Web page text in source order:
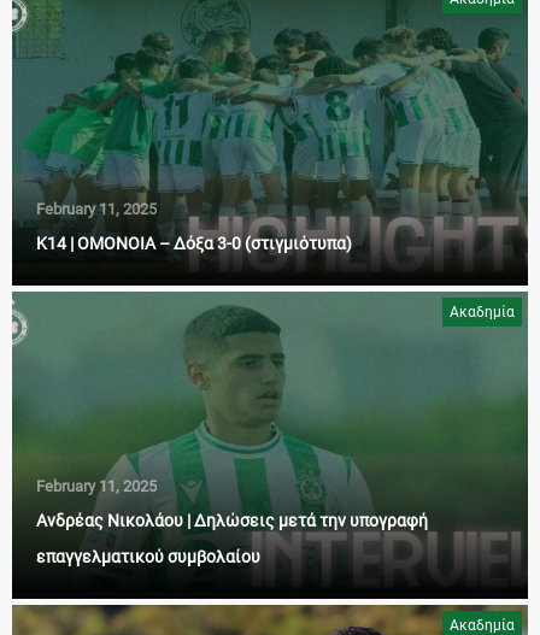
February 11, 2025
Κ14 | ΟΜΟΝΟΙΑ – Δόξα 3-0 (στιγμιότυπα)
Ακαδημία
February 11, 2025
Ανδρέας Νικολάου | Δηλώσεις μετά την υπογραφή
επαγγελματικού συμβολαίου
Ακαδημία